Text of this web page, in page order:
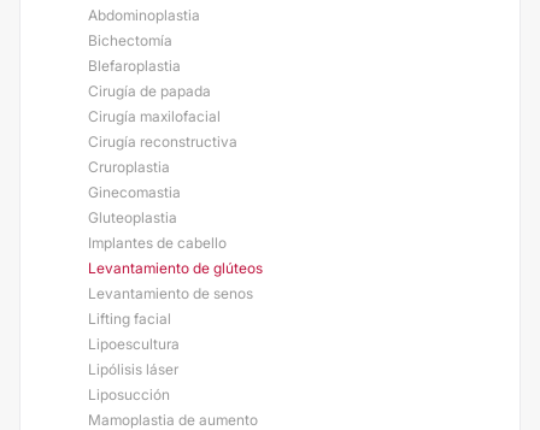
Abdominoplastia
Bichectomía
Blefaroplastia
Cirugía de papada
Cirugía maxilofacial
Cirugía reconstructiva
Cruroplastia
Ginecomastia
Gluteoplastia
Implantes de cabello
Levantamiento de glúteos
Levantamiento de senos
Lifting facial
Lipoescultura
Lipólisis láser
Liposucción
Mamoplastia de aumento